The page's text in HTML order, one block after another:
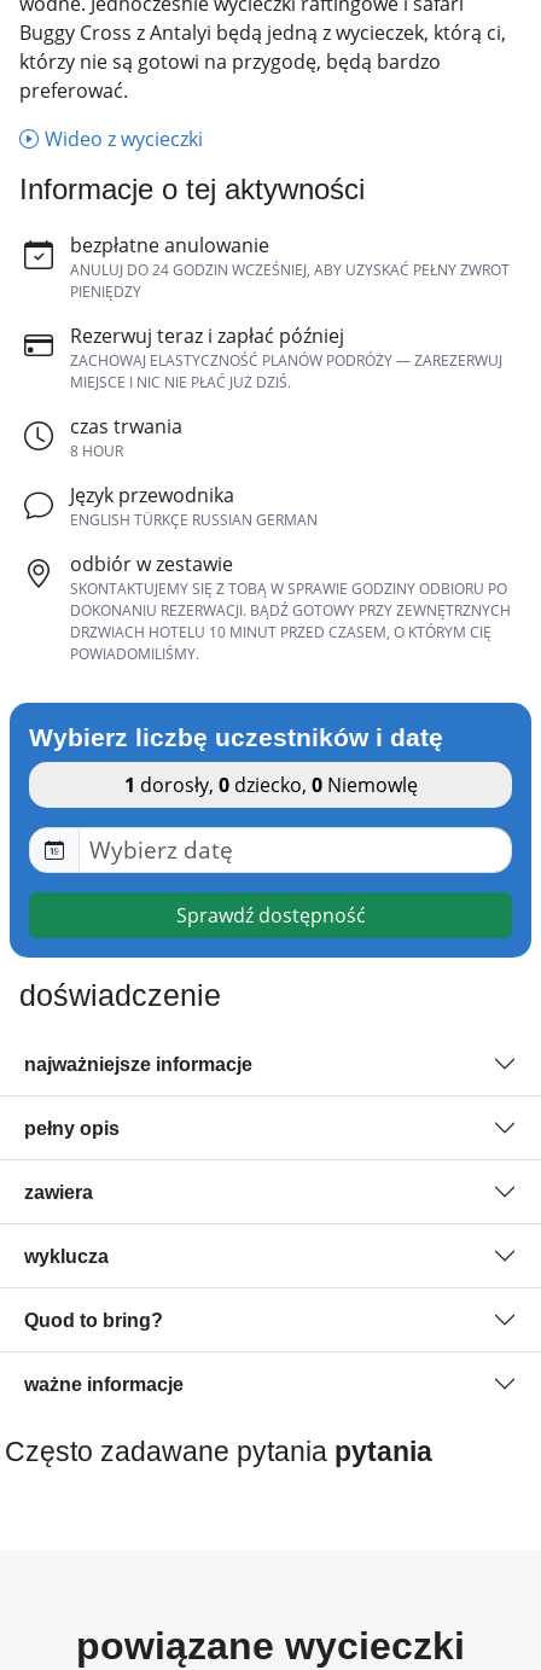
Buggy Cross z Antalyi będą jedną z wycieczek, którą ci,
którzy nie są gotowi na przygodę, będą bardzo
preferować.
Wideo z wycieczki
Informacje o tej aktywności
bezpłatne anulowanie
ANULUJ DO 24 GODZIN WCZEŚNIEJ, ABY UZYSKAĆ PEŁNY ZWROT
PIENIĘDZY
Rezerwuj teraz i zapłać później
ZACHOWAJ ELASTYCZNOŚĆ PLANÓW PODRÓŻY — ZAREZERWUJ
MIEJSCE I NIC NIE PŁAĆ JUŻ DZIŚ.
czas trwania
8 HOUR
Język przewodnika
ENGLISH TÜRKÇE RUSSIAN GERMAN
odbiór w zestawie
SKONTAKTUJEMY SIĘ Z TOBĄ W SPRAWIE GODZINY ODBIORU PO
DOKONANIU REZERWACJI. BĄDŹ GOTOWY PRZY ZEWNĘTRZNYCH
DRZWIACH HOTELU 10 MINUT PRZED CZASEM, O KTÓRYM CIĘ
POWIADOMILIŚMY.
Wybierz liczbę uczestników i datę
1 dorosły, 0dziecko, 0Niemowlę
Sprawdź dostępność
doświadczenie
najważniejsze informacje
pełny opis
zawiera
wyklucza
Quod to bring?
ważne informacje
Często zadawane pytania pytania
powiązane wycieczki